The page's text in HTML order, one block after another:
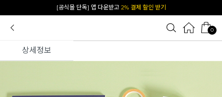
카카오 플친 추가하면1천원 즉시 할인 쿠폰
0
상세정보